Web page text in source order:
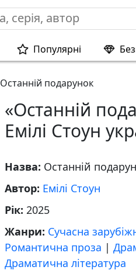
Популярні
Останній подарунок
«Останній
Емілі Стоун
Назва: Останній
Автор: Емілі Стоун
Рік: 2025
Жанри: Сучасна
Романтична проза |
Драматична література